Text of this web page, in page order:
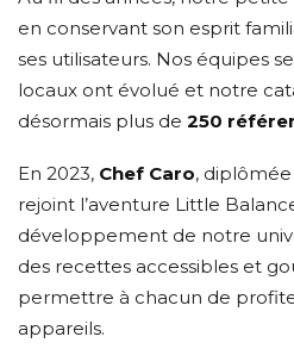
en conservant son esprit
ses utilisateurs. Nos équipes
locaux ont évolué et notre
désormais plus de 250
En 2023, Chef Caro, diplômée
rejoint l’aventure Little
développement de notre
des recettes accessibles et
permettre à chacun de
appareils.